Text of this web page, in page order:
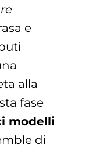
e
alla
fase
modelli
di